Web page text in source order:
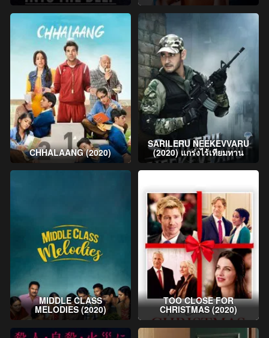
CHHALAANG (2020)
SARILERU NEEKEVVARU
(2020) แกร่งไร้เทียมทาน
MIDDLE CLASS
MELODIES (2020)
TOO CLOSE FOR
CHRISTMAS (2020)